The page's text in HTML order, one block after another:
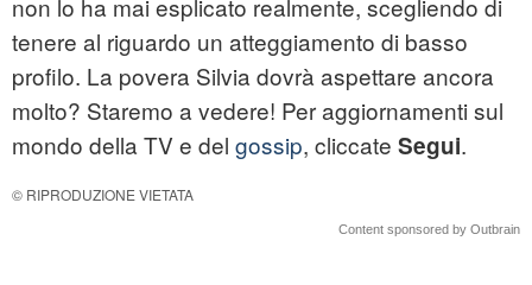
non lo ha mai esplicato realmente, scegliendo di
tenere al riguardo un atteggiamento di basso
profilo. La povera Silvia dovrà aspettare ancora
molto? Staremo a vedere! Per aggiornamenti sul
mondo della TV e del gossip, cliccate Segui.
© RIPRODUZIONE VIETATA
Content sponsored by Outbrain